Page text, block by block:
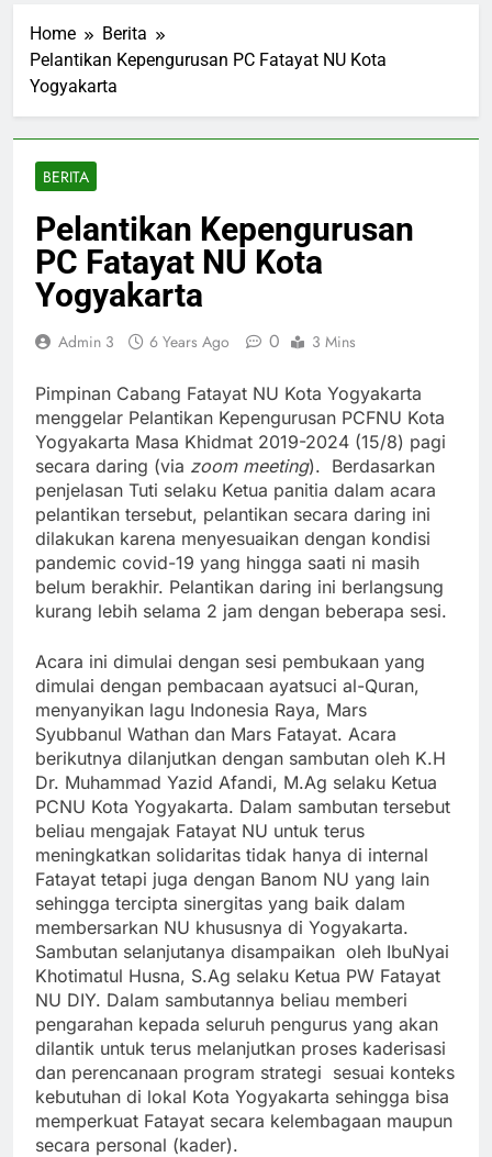
Home
Berita
Pelantikan Kepengurusan PC Fatayat NU Kota
Yogyakarta
BERITA
Pelantikan Kepengurusan
PC Fatayat NU Kota
Yogyakarta
Admin 3 6 Years Ago 0 3 Mins
Pimpinan Cabang Fatayat NU Kota Yogyakarta
menggelar Pelantikan Kepengurusan PCFNU Kota
Yogyakarta Masa Khidmat 2019-2024 (15/8) pagi
secara daring (via zoom meeting). Berdasarkan
penjelasan Tuti selaku Ketua panitia dalam acara
pelantikan tersebut, pelantikan secara daring ini
dilakukan karena menyesuaikan dengan kondisi
pandemic covid-19 yang hingga saati ni masih
belum berakhir. Pelantikan daring ini berlangsung
kurang lebih selama 2 jam dengan beberapa sesi.
Acara ini dimulai dengan sesi pembukaan yang
dimulai dengan pembacaan ayatsuci al-Quran,
menyanyikan lagu Indonesia Raya, Mars
Syubbanul Wathan dan Mars Fatayat. Acara
berikutnya dilanjutkan dengan sambutan oleh K.H
Dr. Muhammad Yazid Afandi, M.Ag selaku Ketua
PCNU Kota Yogyakarta. Dalam sambutan tersebut
beliau mengajak Fatayat NU untuk terus
meningkatkan solidaritas tidak hanya di internal
Fatayat tetapi juga dengan Banom NU yang lain
sehingga tercipta sinergitas yang baik dalam
membersarkan NU khususnya di Yogyakarta.
Sambutan selanjutanya disampaikan oleh IbuNyai
Khotimatul Husna, S.Ag selaku Ketua PW Fatayat
NU DIY. Dalam sambutannya beliau memberi
pengarahan kepada seluruh pengurus yang akan
dilantik untuk terus melanjutkan proses kaderisasi
dan perencanaan program strategi sesuai konteks
kebutuhan di lokal Kota Yogyakarta sehingga bisa
memperkuat Fatayat secara kelembagaan maupun
secara personal (kader).